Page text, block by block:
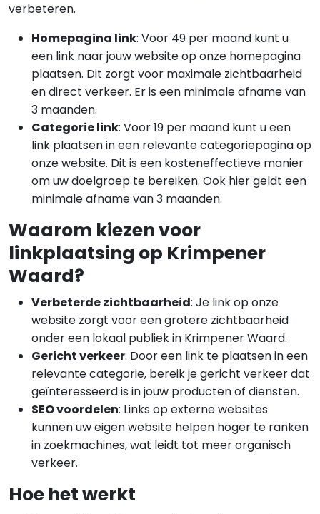
verbeteren.
Homepagina link: Voor 49 per maand kunt u
een link naar jouw website op onze homepagina
plaatsen. Dit zorgt voor maximale zichtbaarheid
en direct verkeer. Er is een minimale afname van
3 maanden.
Categorie link: Voor 19 per maand kunt u een
link plaatsen in een relevante categoriepagina op
onze website. Dit is een kosteneffectieve manier
om uw doelgroep te bereiken. Ook hier geldt een
minimale afname van 3 maanden.
Waarom kiezen voor
linkplaatsing op Krimpener
Waard?
Verbeterde zichtbaarheid: Je link op onze
website zorgt voor een grotere zichtbaarheid
onder een lokaal publiek in Krimpener Waard.
Gericht verkeer: Door een link te plaatsen in een
relevante categorie, bereik je gericht verkeer dat
geïnteresseerd is in jouw producten of diensten.
SEO voordelen: Links op externe websites
kunnen uw eigen website helpen hoger te ranken
in zoekmachines, wat leidt tot meer organisch
verkeer.
Hoe het werkt